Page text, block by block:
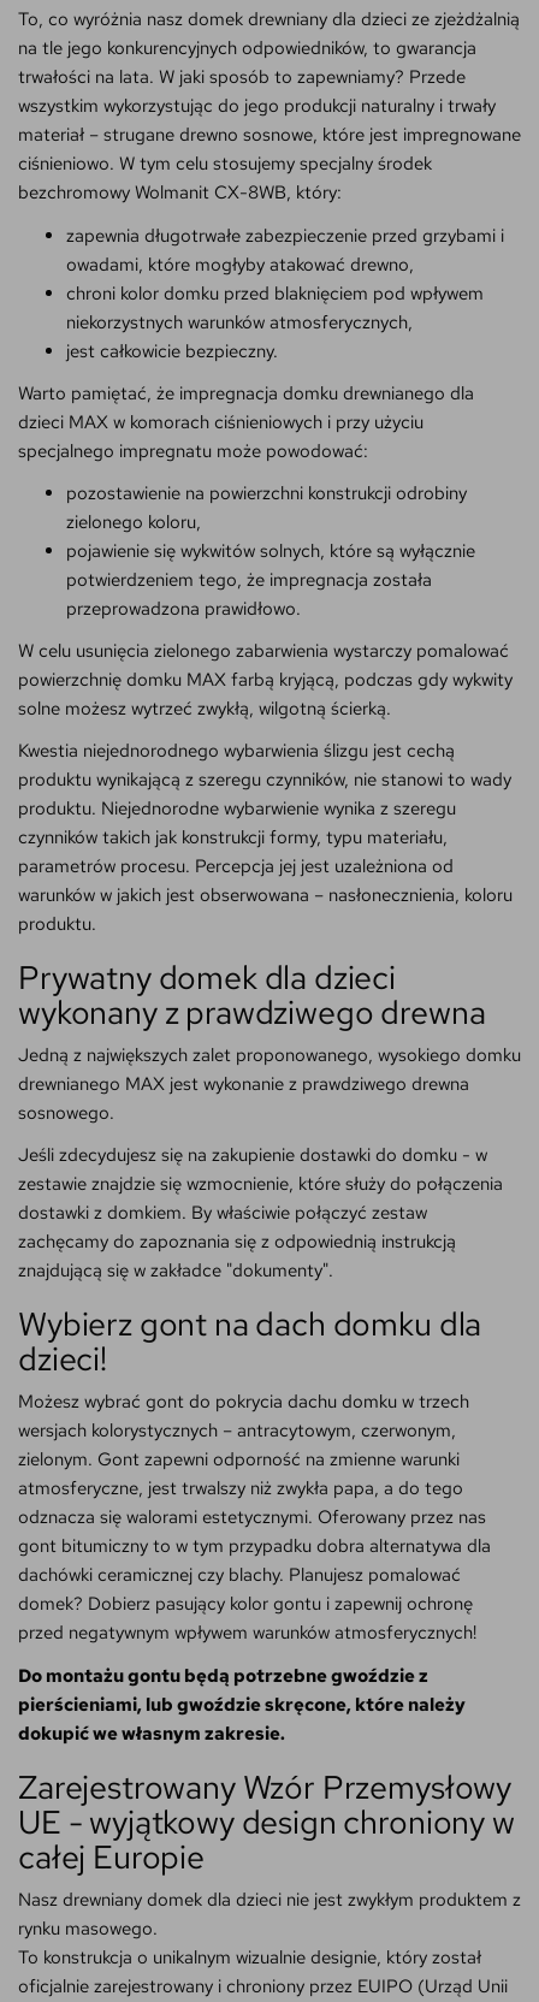
To, co wyróżnia nasz domek drewniany dla dzieci ze zjeżdżalnią
na tle jego konkurencyjnych odpowiedników, to gwarancja
trwałości na lata. W jaki sposób to zapewniamy? Przede
wszystkim wykorzystując do jego produkcji naturalny i trwały
materiał – strugane drewno sosnowe, które jest impregnowane
ciśnieniowo. W tym celu stosujemy specjalny środek
bezchromowy Wolmanit CX-8WB, który:
zapewnia długotrwałe zabezpieczenie przed grzybami i
owadami, które mogłyby atakować drewno,
chroni kolor domku przed blaknięciem pod wpływem
niekorzystnych warunków atmosferycznych,
jest całkowicie bezpieczny.
Warto pamiętać, że impregnacja domku drewnianego dla
dzieci MAX w komorach ciśnieniowych i przy użyciu
specjalnego impregnatu może powodować:
pozostawienie na powierzchni konstrukcji odrobiny
zielonego koloru,
pojawienie się wykwitów solnych, które są wyłącznie
potwierdzeniem tego, że impregnacja została
przeprowadzona prawidłowo.
W celu usunięcia zielonego zabarwienia wystarczy pomalować
powierzchnię domku MAX farbą kryjącą, podczas gdy wykwity
solne możesz wytrzeć zwykłą, wilgotną ścierką.
Kwestia niejednorodnego wybarwienia ślizgu jest cechą
produktu wynikającą z szeregu czynników, nie stanowi to wady
produktu. Niejednorodne wybarwienie wynika z szeregu
czynników takich jak konstrukcji formy, typu materiału,
parametrów procesu. Percepcja jej jest uzależniona od
warunków w jakich jest obserwowana – nasłonecznienia, koloru
produktu.
Prywatny domek dla dzieci
wykonany z prawdziwego drewna
Jedną z największych zalet proponowanego, wysokiego domku
drewnianego MAX jest wykonanie z prawdziwego drewna
sosnowego.
Jeśli zdecydujesz się na zakupienie dostawki do domku - w
zestawie znajdzie się wzmocnienie, które służy do połączenia
dostawki z domkiem. By właściwie połączyć zestaw
zachęcamy do zapoznania się z odpowiednią instrukcją
znajdującą się w zakładce "dokumenty".
Wybierz gont na dach domku dla
dzieci!
Możesz wybrać gont do pokrycia dachu domku w trzech
wersjach kolorystycznych – antracytowym, czerwonym,
zielonym. Gont zapewni odporność na zmienne warunki
atmosferyczne, jest trwalszy niż zwykła papa, a do tego
odznacza się walorami estetycznymi. Oferowany przez nas
gont bitumiczny to w tym przypadku dobra alternatywa dla
dachówki ceramicznej czy blachy. Planujesz pomalować
domek? Dobierz pasujący kolor gontu i zapewnij ochronę
przed negatywnym wpływem warunków atmosferycznych!
Do montażu gontu będą potrzebne gwoździe z
pierścieniami, lub gwoździe skręcone, które należy
dokupić we własnym zakresie.
Zarejestrowany Wzór Przemysłowy
UE - wyjątkowy design chroniony w
całej Europie
Nasz drewniany domek dla dzieci nie jest zwykłym produktem z
rynku masowego.
To konstrukcja o unikalnym wizualnie designie, który został
oficjalnie zarejestrowany i chroniony przez EUIPO (Urząd Unii